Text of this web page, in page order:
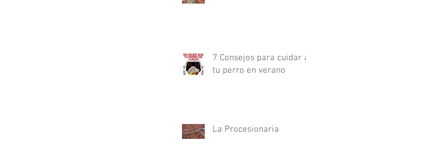
7 Consejos para cuidar a
tu perro en verano
La Procesionaria